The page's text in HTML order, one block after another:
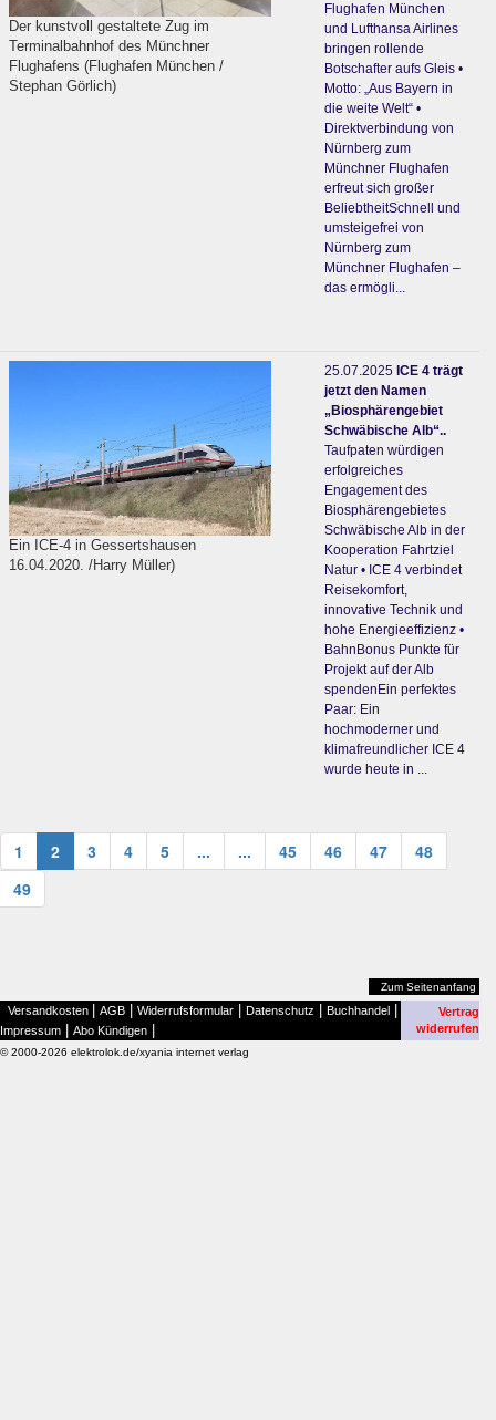
Der kunstvoll gestaltete Zug im
Terminalbahnhof des Münchner
Flughafens (Flughafen München /
Stephan Görlich)
Flughafen München
und Lufthansa Airlines
bringen rollende
Botschafter aufs Gleis •
Motto: „Aus Bayern in
die weite Welt“ •
Direktverbindung von
Nürnberg zum
Münchner Flughafen
erfreut sich großer
BeliebtheitSchnell und
umsteigefrei von
Nürnberg zum
Münchner Flughafen –
das ermögli...
Ein ICE-4 in Gessertshausen
16.04.2020. /Harry Müller)
25.07.2025 ICE 4 trägt
jetzt den Namen
„Biosphärengebiet
Schwäbische Alb“..
Taufpaten würdigen
erfolgreiches
Engagement des
Biosphärengebietes
Schwäbische Alb in der
Kooperation Fahrtziel
Natur • ICE 4 verbindet
Reisekomfort,
innovative Technik und
hohe Energieeffizienz •
BahnBonus Punkte für
Projekt auf der Alb
spendenEin perfektes
Paar: Ein
hochmoderner und
klimafreundlicher ICE 4
wurde heute in ...
1 2 3 4 5 ... ... 45 46 47
48
49
Zum Seitenanfang
Versandkosten AGB Widerrufsformular Datenschutz Buchhandel
Impressum Abo Kündigen
Vertrag
widerrufen
© 2000-2026 elektrolok.de/xyania internet verlag